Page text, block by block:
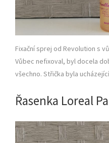
Fixační sprej od Revolution s
Vůbec nefixoval, byl docela
všechno. Střička byla
Řasenka Loreal